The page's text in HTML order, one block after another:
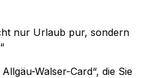
nur Urlaub pur, sondern
Walser-Card“, die Sie